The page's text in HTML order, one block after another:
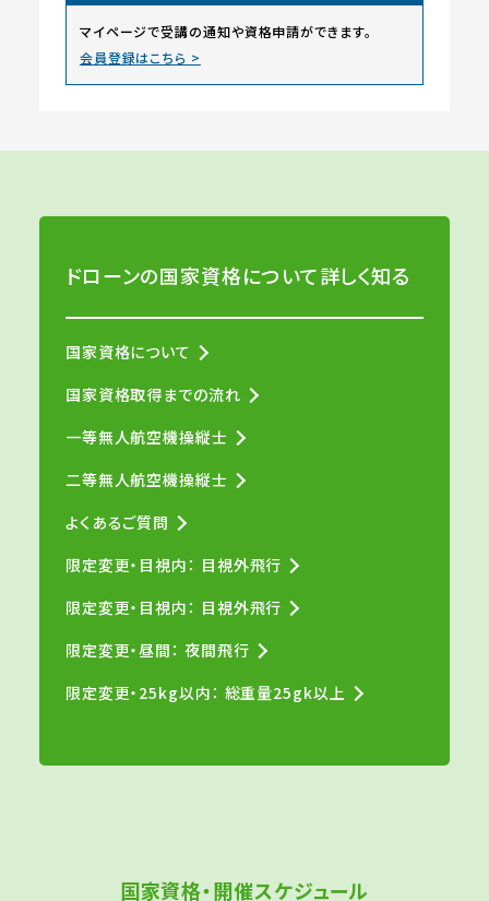
マイページで受講の通知や資格申請ができます。
会員登録はこちら >
ドローンの国家資格について詳しく知る
国家資格について
国家資格取得までの流れ
一等無人航空機操縦士
二等無人航空機操縦士
よくあるご質問
限定変更・目視内： 目視外飛行
限定変更・目視内： 目視外飛行
限定変更・昼間： 夜間飛行
限定変更・25kg以内： 総重量25gk以上
国家資格・開催スケジュール